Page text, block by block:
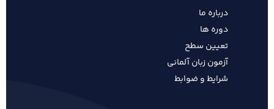
درباره ما
دوره ها
تعیین سطح
آزمون زبان آلمانی
شرایط و ضوابط